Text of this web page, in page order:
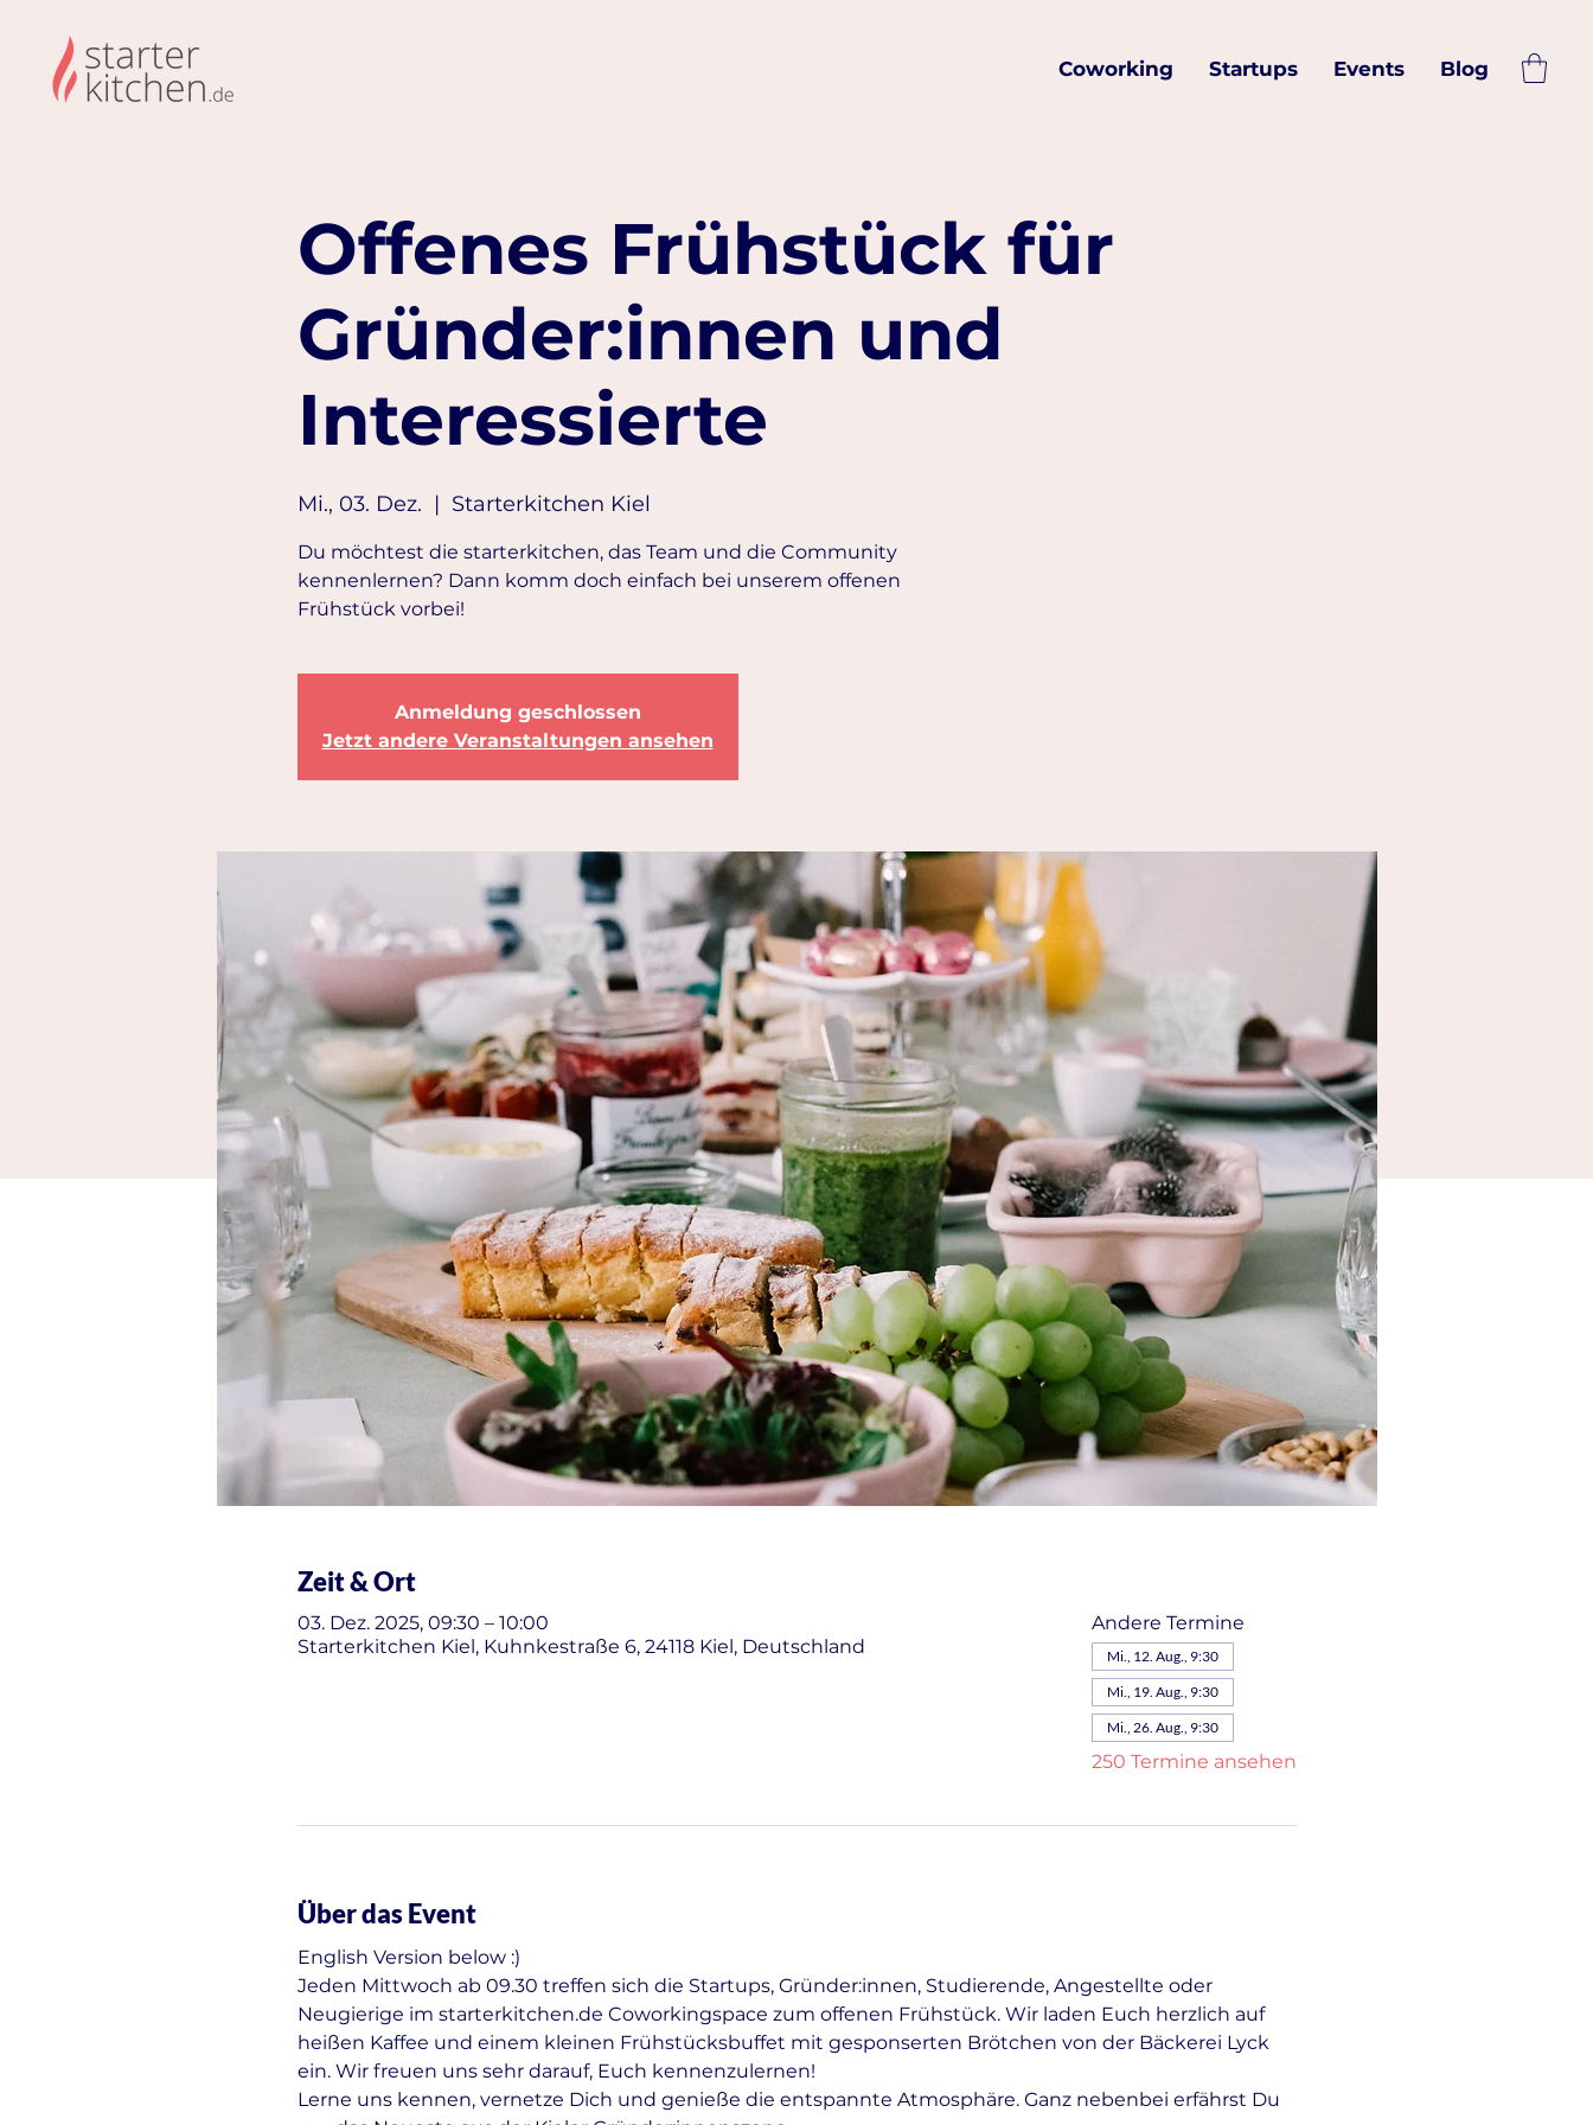
Coworking Startups Events Blog
Offenes Frühstück für
Gründer:innen und
Interessierte
Mi., 03. Dez.
  |
Starterkitchen Kiel
Du möchtest die starterkitchen, das Team und die Community
kennenlernen? Dann komm doch einfach bei unserem offenen
Frühstück vorbei!
Anmeldung geschlossen
Jetzt andere Veranstaltungen ansehen
Zeit & Ort
03. Dez. 2025, 09:30 – 10:00
Starterkitchen Kiel, Kuhnkestraße 6, 24118 Kiel, Deutschland
Andere Termine
Mi., 12. Aug., 9:30
Mi., 19. Aug., 9:30
Mi., 26. Aug., 9:30
250 Termine ansehen
Über das Event
English Version below :)
Jeden Mittwoch ab 09.30 treffen sich die Startups, Gründer:innen, Studierende, Angestellte oder
Neugierige im starterkitchen.de Coworkingspace zum offenen Frühstück. Wir laden Euch herzlich auf
heißen Kaffee und einem kleinen Frühstücksbuffet mit gesponserten Brötchen von der Bäckerei Lyck
ein. Wir freuen uns sehr darauf, Euch kennenzulernen!
Lerne uns kennen, vernetze Dich und genieße die entspannte Atmosphäre. Ganz nebenbei erfährst Du